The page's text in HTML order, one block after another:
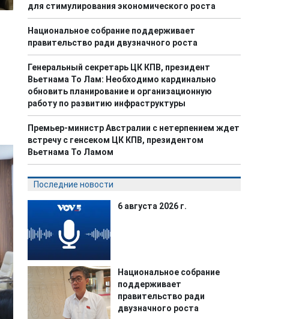
для стимулирования экономического роста
Национальное собрание поддерживает
правительство ради двузначного роста
Генеральный секретарь ЦК КПВ, президент
Вьетнама То Лам: Необходимо кардинально
обновить планирование и организационную
работу по развитию инфраструктуры
Премьер-министр Австралии с нетерпением ждет
встречу с генсеком ЦК КПВ, президентом
Вьетнама То Ламом
Последние новости
6 августа 2026 г.
Национальное собрание
поддерживает
правительство ради
двузначного роста